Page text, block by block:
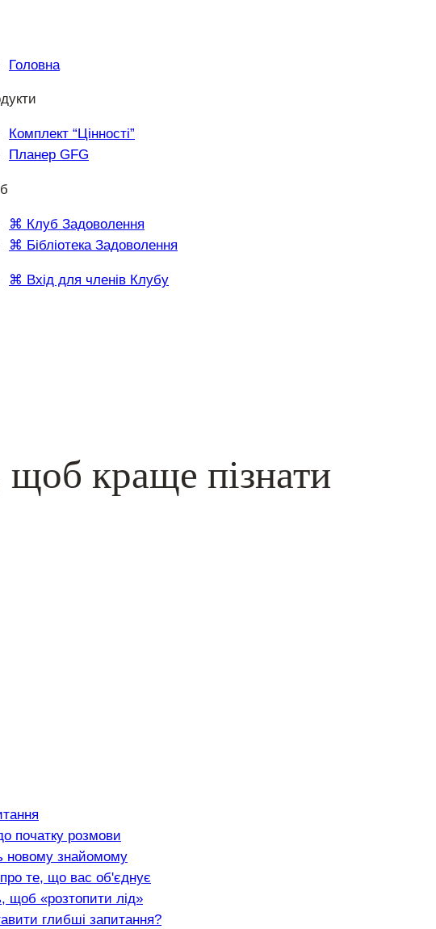
Головна
Комплект “Цінності”
Планер GFG
⌘ Клуб Задоволення
⌘ Бібліотека Задоволення
⌘ Вхід для членів Клубу
щоб краще пізнати
початку розмови
новому знайомому
те, що вас об'єднує
щоб «розтопити лід»
глибші запитання?